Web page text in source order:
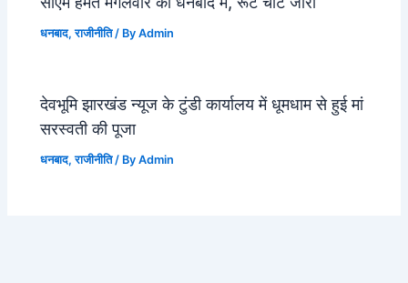
धनबाद,राजीनीति/ ByAdmin
देवभूमि झारखंड न्यूज के टुंडी कार्यालय में धूमधाम से हुई मां
सरस्वती की पूजा
धनबाद,राजीनीति/ ByAdmin